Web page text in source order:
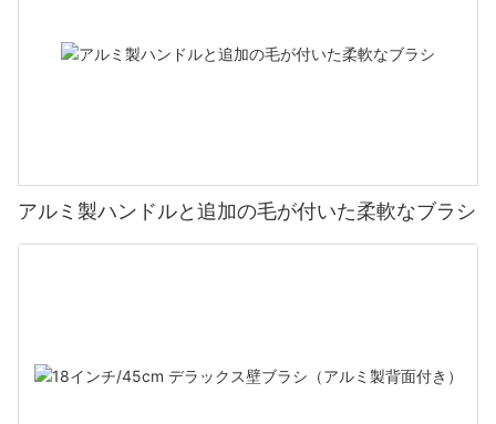
アルミ製ハンドルと追加の毛が付いた柔軟なブラシ